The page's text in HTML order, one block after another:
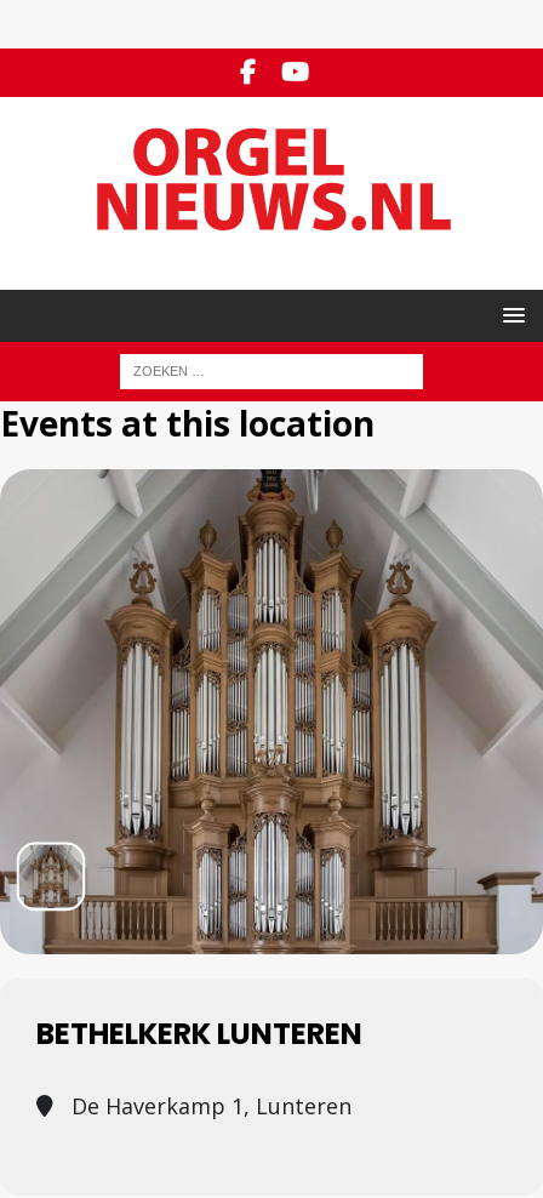
Events at this location
BETHELKERK LUNTEREN
De Haverkamp 1, Lunteren